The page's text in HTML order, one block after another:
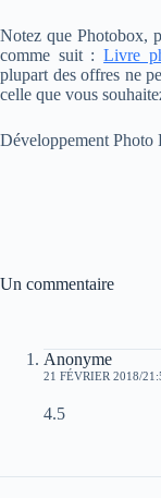
Notez que Photobox,
comme suit :Livre
plupart des offres ne
celle que vous
Développement
Un commentaire
Anonyme
21 FÉVRIER 2018/
4.5